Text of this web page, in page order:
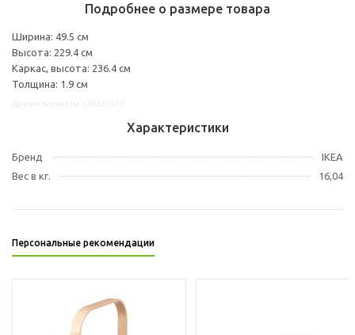
Подробнее о размере товара
Ширина: 49.5 см
Высота: 229.4 см
Каркас, высота: 236.4 см
Толщина: 1.9 см
Характеристики
Бренд
IKEA
Вес в кг.
16,04
Персональные рекомендации